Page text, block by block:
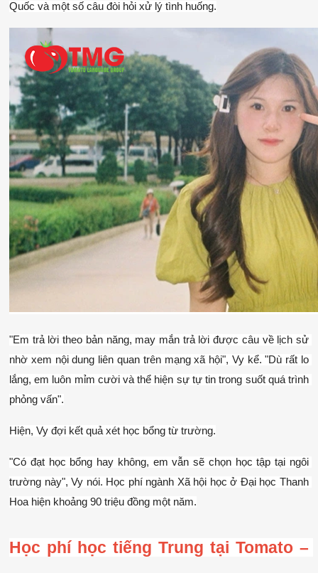
Quốc và một số câu đòi hỏi xử lý tình huống.
"Em trả lời theo bản năng, may mắn trả lời được câu về lịch sử
nhờ xem nội dung liên quan trên mạng xã hội", Vy kể. "Dù rất lo
lắng, em luôn mỉm cười và thể hiện sự tự tin trong suốt quá trình
phỏng vấn".
Hiện, Vy đợi kết quả xét học bổng từ trường.
"Có đạt học bổng hay không, em vẫn sẽ chọn học tập tại ngôi
trường này", Vy nói. Học phí ngành Xã hội học ở Đại học Thanh
Hoa hiện khoảng 90 triệu đồng một năm.
Học phí học tiếng Trung tại Tomato –